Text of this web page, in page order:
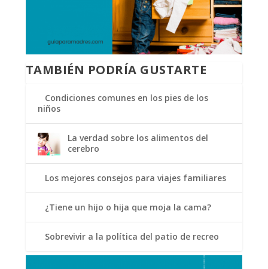
TAMBIÉN PODRÍA GUSTARTE
Condiciones comunes en los pies de los
niños
La verdad sobre los alimentos del
cerebro
Los mejores consejos para viajes familiares
¿Tiene un hijo o hija que moja la cama?
Sobrevivir a la política del patio de recreo